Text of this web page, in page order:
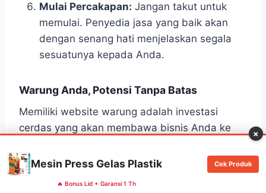
Mulai Percakapan: Jangan takut untuk
memulai. Penyedia jasa yang baik akan
dengan senang hati menjelaskan segala
sesuatunya kepada Anda.
Warung Anda, Potensi Tanpa Batas
Memiliki website warung adalah investasi
cerdas yang akan membawa bisnis Anda ke
tren, tapi tentang memastikan warung Anda
tetap relevan dan berkembang di era digital
×
Mesin Press Gelas Plastik
🔥 Bonus Lid + Garansi 1 Th
Cek Produk